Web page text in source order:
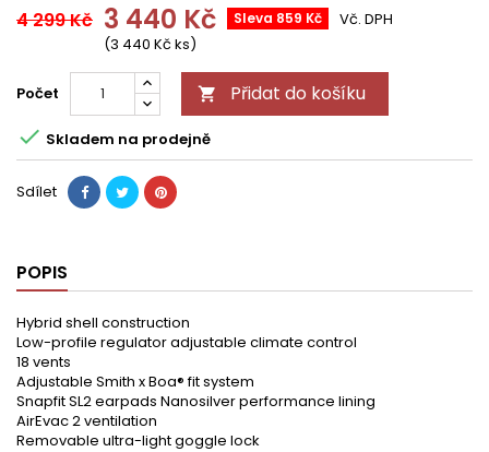
4 299 Kč 3 440 Kč Sleva 859 Kč
(3 440 Kč ks)
Vč. DPH
Počet  Přidat do košíku
 Skladem na prodejně
Sdílet
POPIS
Hybrid shell construction
Low-profile regulator adjustable climate control
18 vents
Adjustable Smith x Boa® fit system
Snapfit SL2 earpads Nanosilver performance lining
AirEvac 2 ventilation
Removable ultra-light goggle lock